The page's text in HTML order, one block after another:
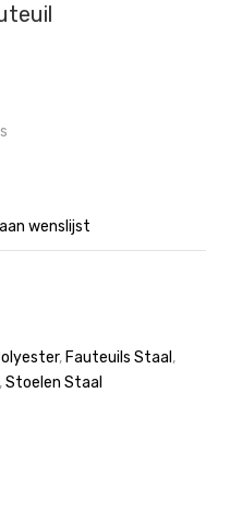
wenslijst
, Fauteuils Staal ,
,Stoelen Staal